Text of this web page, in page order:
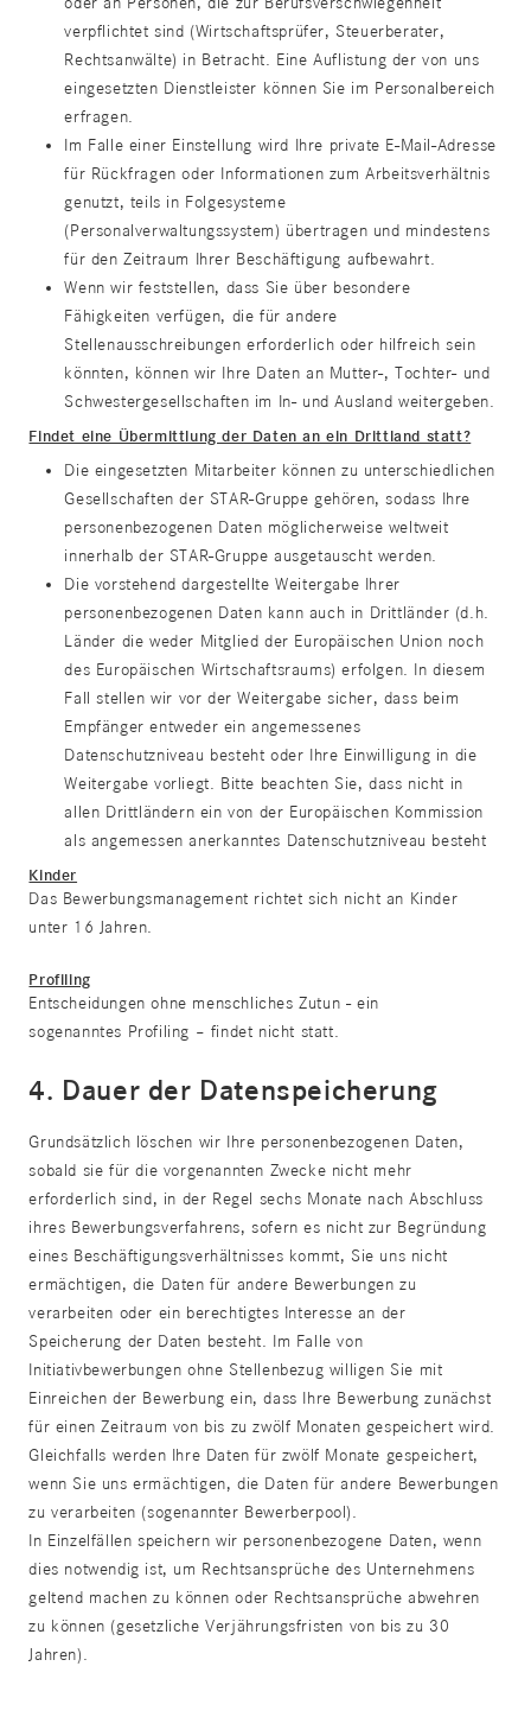
verpflichtet sind (Wirtschaftsprüfer, Steuerberater,
Rechtsanwälte) in Betracht. Eine Auflistung der von uns
eingesetzten Dienstleister können Sie im Personalbereich
erfragen.
Im Falle einer Einstellung wird Ihre private E-Mail-Adresse
für Rückfragen oder Informationen zum Arbeitsverhältnis
genutzt, teils in Folgesysteme
(Personalverwaltungssystem) übertragen und mindestens
für den Zeitraum Ihrer Beschäftigung aufbewahrt.
Wenn wir feststellen, dass Sie über besondere
Fähigkeiten verfügen, die für andere
Stellenausschreibungen erforderlich oder hilfreich sein
könnten, können wir Ihre Daten an Mutter-, Tochter- und
Schwestergesellschaften im In- und Ausland weitergeben.
Findet eine Übermittlung der Daten an ein Drittland statt?
Die eingesetzten Mitarbeiter können zu unterschiedlichen
Gesellschaften der STAR-Gruppe gehören, sodass Ihre
personenbezogenen Daten möglicherweise weltweit
innerhalb der STAR-Gruppe ausgetauscht werden.
Die vorstehend dargestellte Weitergabe Ihrer
personenbezogenen Daten kann auch in Drittländer (d.h.
Länder die weder Mitglied der Europäischen Union noch
des Europäischen Wirtschaftsraums) erfolgen. In diesem
Fall stellen wir vor der Weitergabe sicher, dass beim
Empfänger entweder ein angemessenes
Datenschutzniveau besteht oder Ihre Einwilligung in die
Weitergabe vorliegt. Bitte beachten Sie, dass nicht in
allen Drittländern ein von der Europäischen Kommission
als angemessen anerkanntes Datenschutzniveau besteht
Kinder
Das Bewerbungsmanagement richtet sich nicht an Kinder
unter 16 Jahren.
Profiling
Entscheidungen ohne menschliches Zutun - ein
sogenanntes Profiling – findet nicht statt.
4. Dauer der Datenspeicherung
Grundsätzlich löschen wir Ihre personenbezogenen Daten,
sobald sie für die vorgenannten Zwecke nicht mehr
erforderlich sind, in der Regel sechs Monate nach Abschluss
ihres Bewerbungsverfahrens, sofern es nicht zur Begründung
eines Beschäftigungsverhältnisses kommt, Sie uns nicht
ermächtigen, die Daten für andere Bewerbungen zu
verarbeiten oder ein berechtigtes Interesse an der
Speicherung der Daten besteht. Im Falle von
Initiativbewerbungen ohne Stellenbezug willigen Sie mit
Einreichen der Bewerbung ein, dass Ihre Bewerbung zunächst
für einen Zeitraum von bis zu zwölf Monaten gespeichert wird.
Gleichfalls werden Ihre Daten für zwölf Monate gespeichert,
wenn Sie uns ermächtigen, die Daten für andere Bewerbungen
zu verarbeiten (sogenannter Bewerberpool).
In Einzelfällen speichern wir personenbezogene Daten, wenn
dies notwendig ist, um Rechtsansprüche des Unternehmens
geltend machen zu können oder Rechtsansprüche abwehren
zu können (gesetzliche Verjährungsfristen von bis zu 30
Jahren).